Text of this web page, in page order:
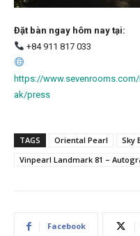
Đặt bàn ngay hôm nay tại:
+84 911 817 033
https://
ak/press
TAGS Oriental Pearl
Sky
Vinpearl Landmark 81 –
Facebook